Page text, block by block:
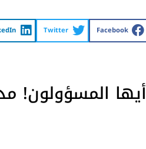
Facebook
Twitter
أيها المسؤولون!